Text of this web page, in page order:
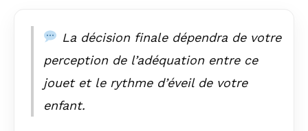
un cadeau sans écran pour le plaisir
des garçons et des filles - Faites - en
le premier jouet musical éducatif de
votre bébé!
La décision finale dépendra de votre
perception de l’adéquation entre ce
jouet et le rythme d’éveil de votre
enfant.